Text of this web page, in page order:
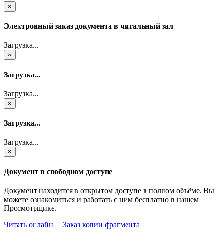
×
Электронный заказ документа в читальный зал
Загрузка...
×
Загрузка...
Загрузка...
×
Загрузка...
Загрузка...
×
Документ в свободном доступе
Документ находится в открытом доступе в полном объёме. Вы
можете ознакомиться и работать с ним бесплатно в нашем
Просмотрщике.
Читать онлайн
Заказ копии фрагмента